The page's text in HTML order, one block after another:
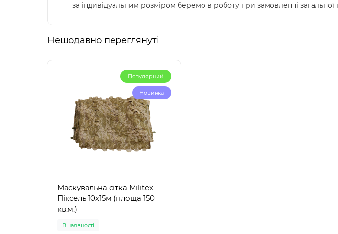
за індивідуальним розміром беремо в роботу при замовленні загальної
Нещодавно переглянуті
Популярний
Новинка
Маскувальна сітка Militex
Піксель 10х15м (площа 150
кв.м.)
В наявності